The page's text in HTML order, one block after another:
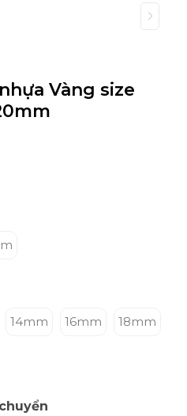
Vàng size
14mm 16mm 18mm